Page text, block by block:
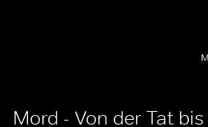
Mord - Von der Tat